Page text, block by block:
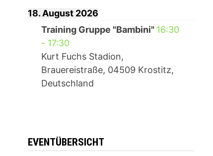
18. August 2026
Training Gruppe "Bambini" 16:30
- 17:30
Kurt Fuchs Stadion,
Brauereistraße, 04509 Krostitz,
Deutschland
EVENTÜBERSICHT